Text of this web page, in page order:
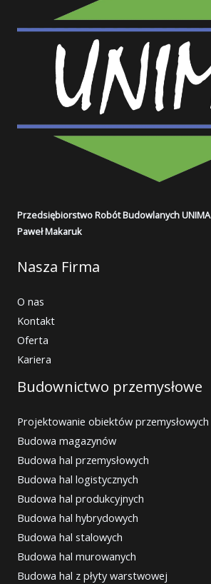
Przedsiębiorstwo Robót Budowlanych UNIMA
Paweł Makaruk
Nasza Firma
O nas
Kontakt
Oferta
Kariera
Budownictwo przemysłowe
Projektowanie obiektów przemysłowych
Budowa magazynów
Budowa hal przemysłowych
Budowa hal logistycznych
Budowa hal produkcyjnych
Budowa hal hybrydowych
Budowa hal stalowych
Budowa hal murowanych
Budowa hal z płyty warstwowej